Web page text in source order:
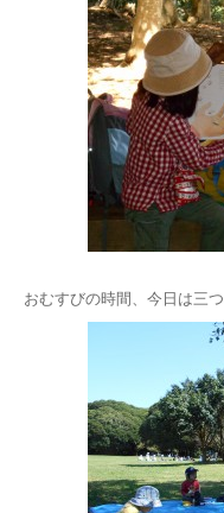
おむすびの時間、今日は三